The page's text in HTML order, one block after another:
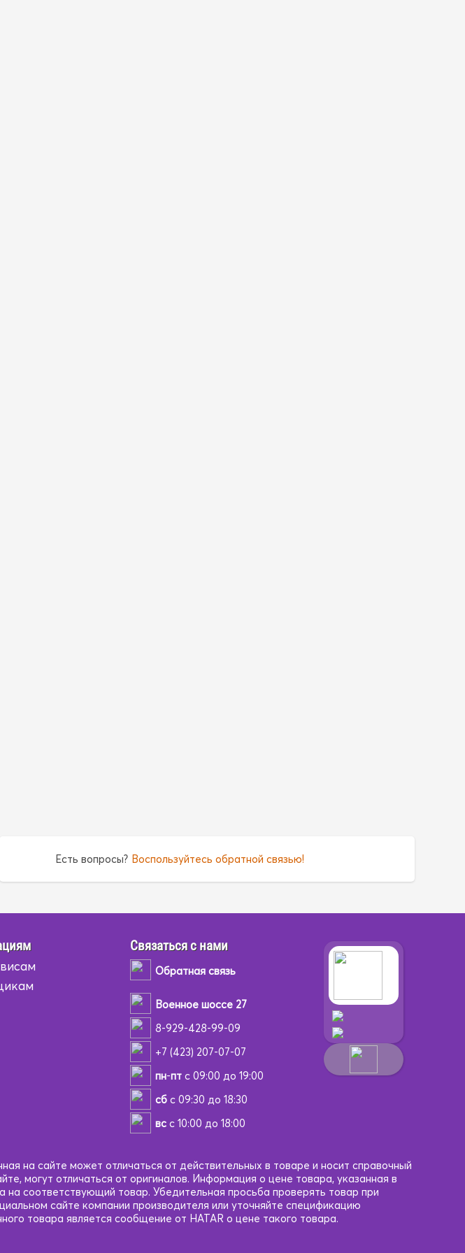
Есть вопросы? Воспользуйтесь обратной связью!
Связаться с нами
Обратная связь
Военное шоссе 27
8-929-428-99-09
+7 (423) 207-07-07
пн-птс 09:00 до 19:00
сбс 09:30 до 18:30
всс 10:00 до 18:00
на сайте может отличаться от действительных в товаре и носит справочный
могут отличаться от оригиналов. Информация о цене товара, указанная в
соответствующий товар. Убедительная просьба проверять товар при
сайте компании производителя или уточняйте спецификацию
товара является сообщение от HATAR о цене такого товара.